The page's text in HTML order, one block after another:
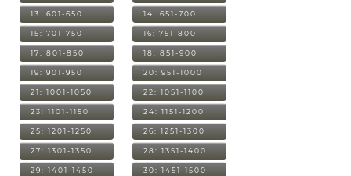
13: 601-650 14: 651-700
15: 701-750 16: 751-800
17: 801-850 18: 851-900
19: 901-950 20: 951-1000
21: 1001-1050 22: 1051-1100
23: 1101-1150 24: 1151-1200
25: 1201-1250 26: 1251-1300
27: 1301-1350 28: 1351-1400
29: 1401-1450 30: 1451-1500